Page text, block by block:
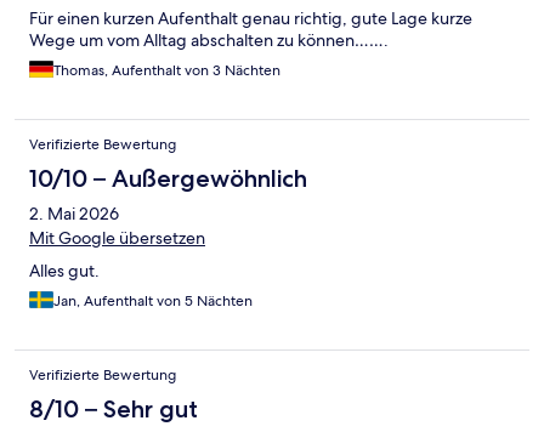
Für einen kurzen Aufenthalt genau richtig, gute Lage kurze
Wege um vom Alltag abschalten zu können…….
Thomas, Aufenthalt von 3 Nächten
Verifizierte Bewertung
10/10 – Außergewöhnlich
2. Mai 2026
Mit Google übersetzen
Alles gut.
Jan, Aufenthalt von 5 Nächten
Verifizierte Bewertung
8/10 – Sehr gut